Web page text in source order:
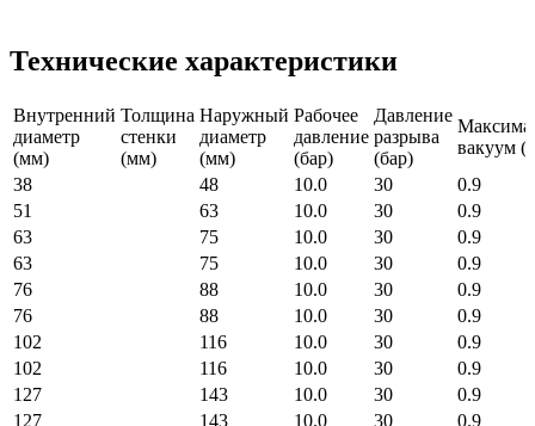
Технические характеристики
Внутренний
диаметр
(мм)
Толщина
стенки
(мм)
Наружный
диаметр
(мм)
Рабочее
давление
(бар)
Давление
разрыва
(бар)
вакуум
38
48 10.0 30
0.9
51
63 10.0 30
0.9
63
75 10.0 30
0.9
63
75 10.0 30
0.9
76
88 10.0 30
0.9
76
88 10.0 30
0.9
102
116 10.0 30
0.9
102
116 10.0 30
0.9
127
143 10.0 30
0.9
127
143 10.0 30 0.9